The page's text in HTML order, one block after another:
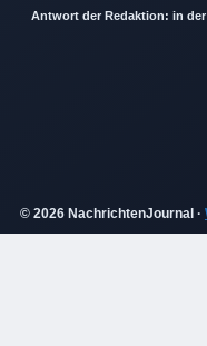
Antwort der Redaktion: in
© 2026 NachrichtenJournal ·